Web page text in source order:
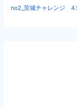
no2_茨城チャレンジ